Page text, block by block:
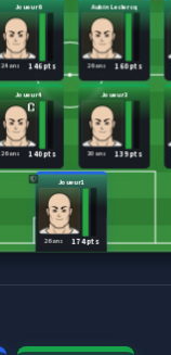
Joueur1
174 pts
26 ans
Joueur4
140 pts
26 ans
Joueur3
139 pts
30 ans
Joueur6
146 pts
24 ans
Aubin Leclercq
160 pts
26 ans